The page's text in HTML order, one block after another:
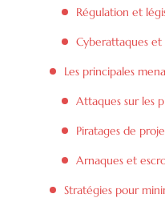
Régulation et
Cyberattaques et
Les principales
Attaques sur les
Piratages de
Arnaques et
Stratégies pour